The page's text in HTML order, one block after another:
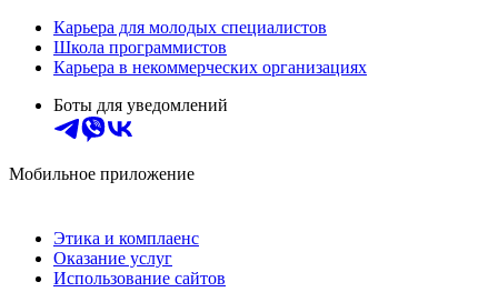
Карьера для молодых специалистов
Школа программистов
Карьера в некоммерческих организациях
Боты для уведомлений
Мобильное приложение
Этика и комплаенс
Оказание услуг
Использование сайтов